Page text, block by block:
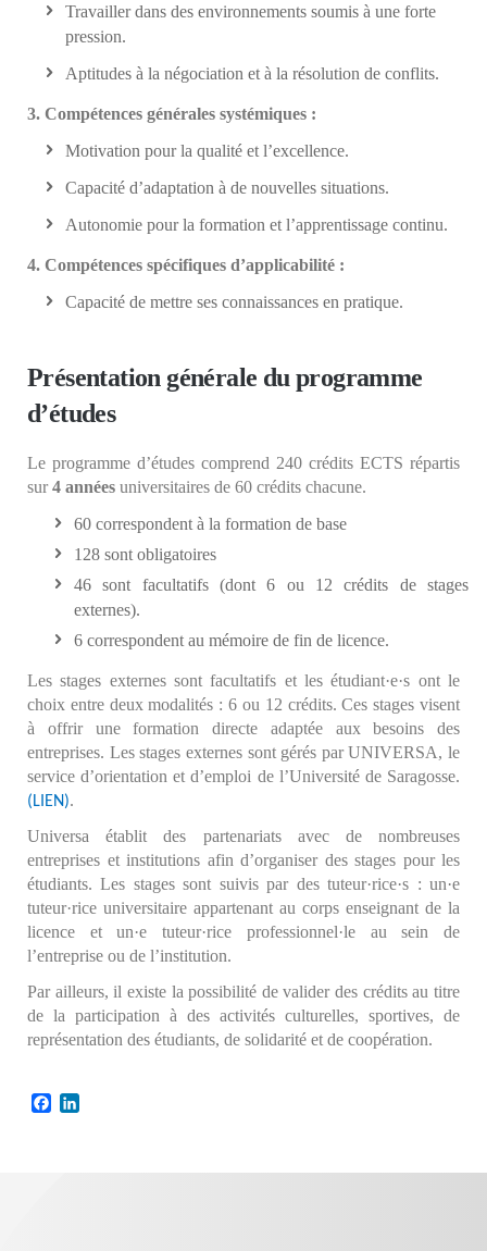
Travailler dans des environnements soumis à une forte
pression.
Aptitudes à la négociation et à la résolution de conflits.
3. Compétences générales systémiques :
Motivation pour la qualité et l’excellence.
Capacité d’adaptation à de nouvelles situations.
Autonomie pour la formation et l’apprentissage continu.
4. Compétences spécifiques d’applicabilité :
Capacité de mettre ses connaissances en pratique.
Présentation générale du programme
d’études
Le programme d’études comprend 240 crédits ECTS répartis
sur4 années universitaires de 60 crédits chacune.
60 correspondent à la formation de base
128 sont obligatoires
46 sont facultatifs (dont 6 ou 12 crédits de stages
externes).
6 correspondent au mémoire de fin de licence.
Les stages externes sont facultatifs et les étudiant·e·s ont le
choix entre deux modalités : 6 ou 12 crédits. Ces stages visent
à offrir une formation directe adaptée aux besoins des
entreprises. Les stages externes sont gérés par UNIVERSA, le
service d’orientation et d’emploi de l’Université de Saragosse.
(LIEN).
Universa établit des partenariats avec de nombreuses
entreprises et institutions afin d’organiser des stages pour les
étudiants. Les stages sont suivis par des tuteur·rice·s : un·e
tuteur·rice universitaire appartenant au corps enseignant de la
licence et un·e tuteur·rice professionnel·le au sein de
l’entreprise ou de l’institution.
Par ailleurs, il existe la possibilité de valider des crédits au titre
de la participation à des activités culturelles, sportives, de
représentation des étudiants, de solidarité et de coopération.
Facebook